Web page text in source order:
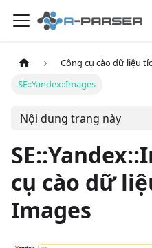
Công cụ cào dữ liệu
SE::Yandex::Images
Nội dung trang này
cụ cào dữ
Images